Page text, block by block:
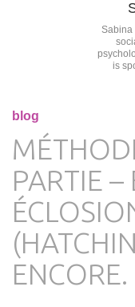
Sabina
is
blog
PARTIE –
ENCORE.